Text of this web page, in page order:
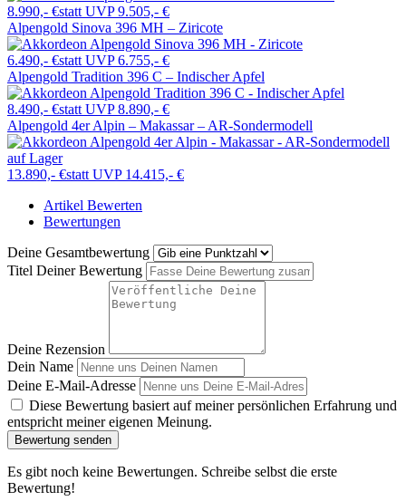
8.990,- €statt UVP 9.505,- €
Alpengold Sinova 396 MH – Ziricote
6.490,- €statt UVP 6.755,- €
Alpengold Tradition 396 C – Indischer Apfel
8.490,- €statt UVP 8.890,- €
Alpengold 4er Alpin – Makassar – AR-Sondermodell
auf Lager
13.890,- €statt UVP 14.415,- €
Artikel Bewerten
Bewertungen
Deine Gesamtbewertung
Titel Deiner Bewertung
Deine Rezension
Dein Name
Deine E-Mail-Adresse
Diese Bewertung basiert auf meiner persönlichen Erfahrung und
entspricht meiner eigenen Meinung.
Bewertung senden
Es gibt noch keine Bewertungen. Schreibe selbst die erste
Bewertung!